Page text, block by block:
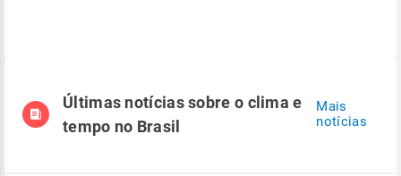
Últimas notícias sobre o clima e
tempo no Brasil
Mais
notícias